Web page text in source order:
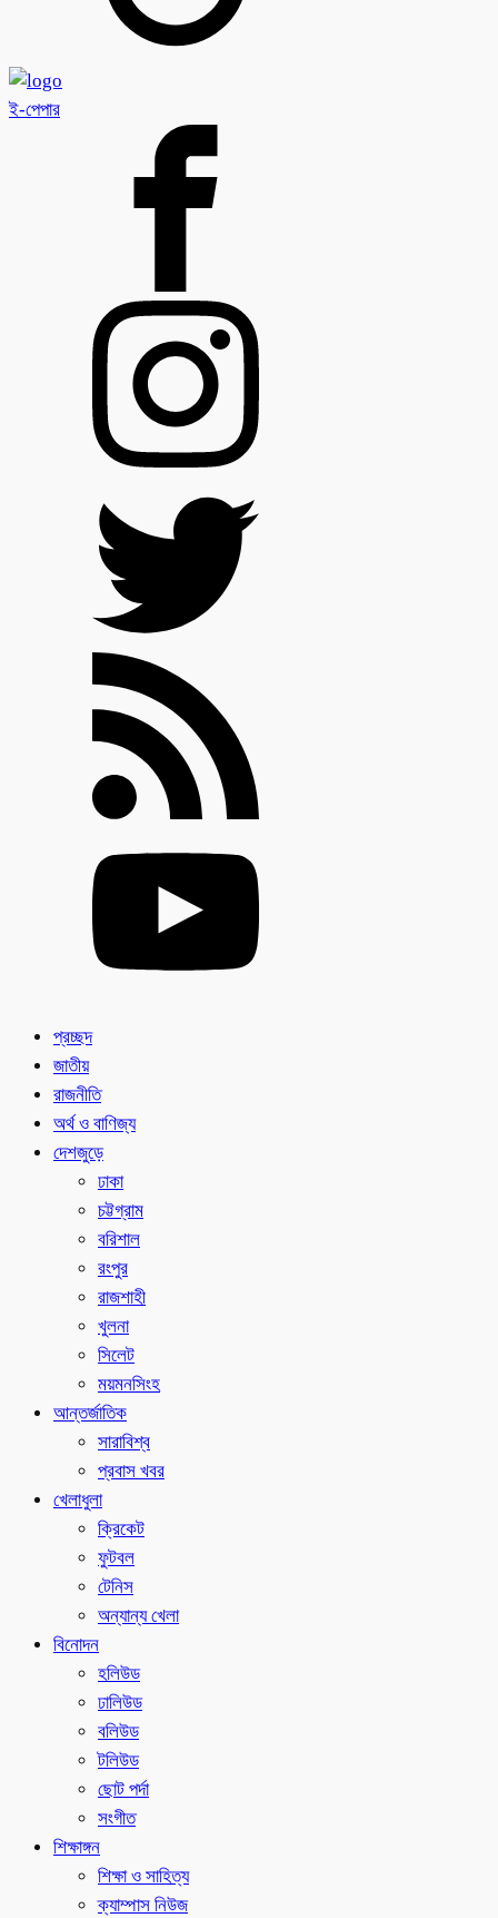
ই-পেপার
প্রচ্ছদ
জাতীয়
রাজনীতি
অর্থ ও বাণিজ্য
দেশজুড়ে
ঢাকা
চট্টগ্রাম
বরিশাল
রংপুর
রাজশাহী
খুলনা
সিলেট
ময়মনসিংহ
আন্তর্জাতিক
সারাবিশ্ব
প্রবাস খবর
খেলাধুলা
ক্রিকেট
ফুটবল
টেনিস
অন্যান্য খেলা
বিনোদন
হলিউড
ঢালিউড
বলিউড
টলিউড
ছোট পর্দা
সংগীত
শিক্ষাঙ্গন
শিক্ষা ও সাহিত্য
ক্যাম্পাস নিউজ